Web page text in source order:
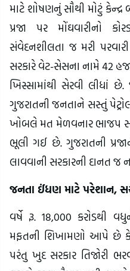
માટે શોષણનું સૌથી મોટું
પ્રજા પર મોંઘવારીનો
સંવેદનશીલતા જ મરી
સરકારે વેટ-સેસના નામે 42
ખિસ્સામાંથી સેરવી લીધાં
ગુજરાતની જનતાને સસ્તું
ખોબલે મત મેળવનાર ભાજપ
ભૂલી ગઈ છે. ગુજરાતની
લાવવાની સરકારની દાનત જ
જનતા ઈંધણ માટે પરેશાન,
વર્ષે રૂ. 18,000 કરોડથી
મફતની શિખામણો આપે છે કે
પરંતુ ખુદ સરકાર તિજોરી